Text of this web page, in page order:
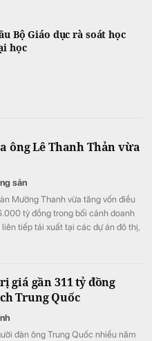
Bộ Giáo dục rà soát học
học
ông Lê Thanh Thản vừa
sản
Mường Thanh vừa tăng vốn điều
tỷ đồng trong bối cảnh doanh
liên tiếp tái xuất tại các dự án đô thị,
giá gần 311 tỷ đồng
Trung Quốc
đàn ông Trung Quốc nhiều năm